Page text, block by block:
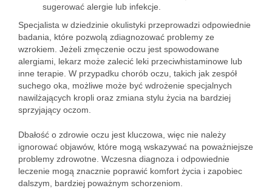
sugerować alergie lub infekcje.
Specjalista w dziedzinie okulistyki przeprowadzi odpowiednie
badania, które pozwolą zdiagnozować problemy ze
wzrokiem. Jeżeli zmęczenie oczu jest spowodowane
alergiami, lekarz może zalecić leki przeciwhistaminowe lub
inne terapie. W przypadku chorób oczu, takich jak zespół
suchego oka, możliwe może być wdrożenie specjalnych
nawilżających kropli oraz zmiana stylu życia na bardziej
sprzyjający oczom.
Dbałość o zdrowie oczu jest kluczowa, więc nie należy
ignorować objawów, które mogą wskazywać na poważniejsze
problemy zdrowotne. Wczesna diagnoza i odpowiednie
leczenie mogą znacznie poprawić komfort życia i zapobiec
dalszym, bardziej poważnym schorzeniom.